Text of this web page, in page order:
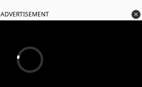
ADVERTISEMENT